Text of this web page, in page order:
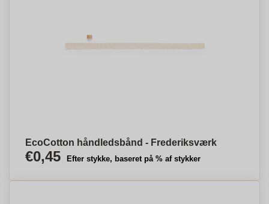
EcoCotton håndledsbånd - Frederiksværk
€0,45 Efter stykke, baseret på % af stykker